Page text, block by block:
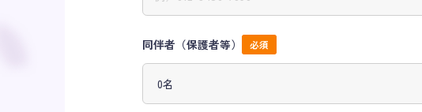
同伴者（保護者等）